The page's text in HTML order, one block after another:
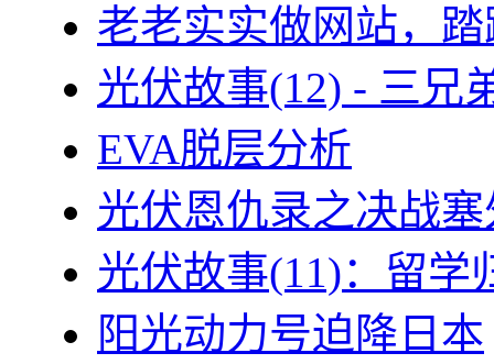
老老实实做网站，
光伏故事(12) - 三兄
EVA脱层分析
光伏恩仇录之决战
光伏故事(11)：留学
阳光动力号迫降日本